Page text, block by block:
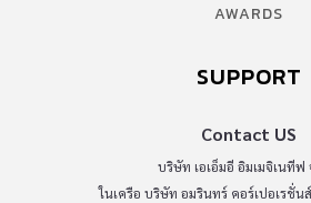
AWARDS
SUPPORT
Contact US
บริษัท เอเอ็มอี อิมเมจิเนทีฟ
ในเครือ บริษัท อมรินทร์ คอร์เปอเรชั่